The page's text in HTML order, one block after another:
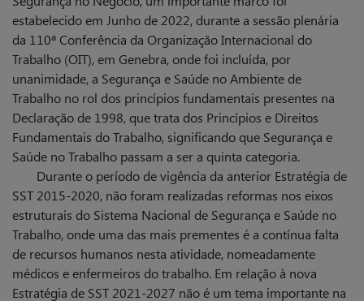
estabelecido em Junho de 2022, durante a sessão plenária
da 110ª Conferência da Organi­zação Internacional do
Trabalho (OIT), em Genebra, onde foi incluída, por
unanimidade, a Segurança e Saúde no Ambiente de
Trabalho no rol dos princípios fundamentais presentes na
Declaração de 1998, que trata dos Princípios e Direitos
Fundamentais do Trabalho, significando que Segurança e
Saúde no Trabalho passam a ser a quinta categoria.
Durante o período de vigência da anterior Estratégia de
SST 2015-2020, não foram realizadas reformas nos eixos
estruturais do Sistema Nacional de Segurança e Saúde no
Trabalho, onde uma das mais prementes é a contínua falta
de recursos humanos nesta atividade, nomeadamente
médicos e enfermeiros do trabalho. Em relação à nova
Estratégia de SST 2021-2027 não é um tema importante na